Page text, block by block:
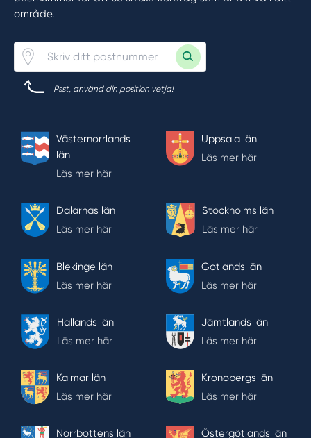
område.
Psst, använd din position vetja!
Västernorrlands
län
Läs mer här
Uppsala län
Läs mer här
Dalarnas län
Läs mer här
Stockholms län
Läs mer här
Blekinge län
Läs mer här
Gotlands län
Läs mer här
Hallands län
Läs mer här
Jämtlands län
Läs mer här
Kalmar län
Läs mer här
Kronobergs län
Läs mer här
Norrbottens län
Östergötlands län